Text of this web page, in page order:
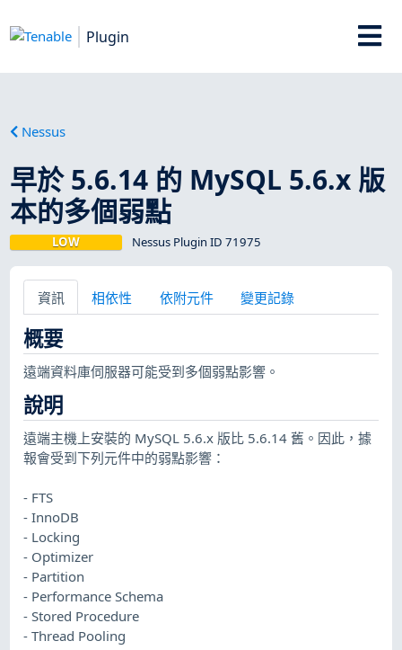
Plugin
Nessus
早於 5.6.14 的 MySQL 5.6.x 版
本的多個弱點
LOW Nessus Plugin ID 71975
資訊 相依性 依附元件 變更記錄
概要
遠端資料庫伺服器可能受到多個弱點影響。
說明
遠端主機上安裝的 MySQL 5.6.x 版比 5.6.14 舊。因此，據
報會受到下列元件中的弱點影響：
- FTS
- InnoDB
- Locking
- Optimizer
- Partition
- Performance Schema
- Stored Procedure
- Thread Pooling